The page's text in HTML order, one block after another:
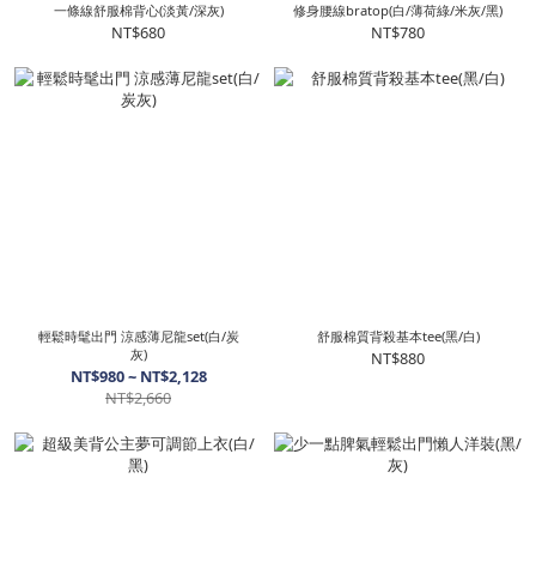
一條線舒服棉背心(淡黃/深灰)
NT$680
修身腰線bratop(白/薄荷綠/米灰/黑)
NT$780
輕鬆時髦出門 涼感薄尼龍set(白/炭
灰)
NT$980 ~ NT$2,128
NT$2,660
舒服棉質背殺基本tee(黑/白)
NT$880